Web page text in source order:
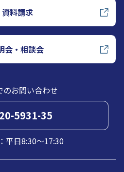
資料請求
会・相談会
のお問い合わせ
5931-35
平日8:30～17:30